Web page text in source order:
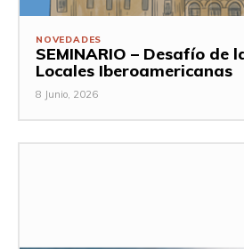
NOVEDADES
SEMINARIO – Desafío de
Locales Iberoamericanas
8 Junio, 2026